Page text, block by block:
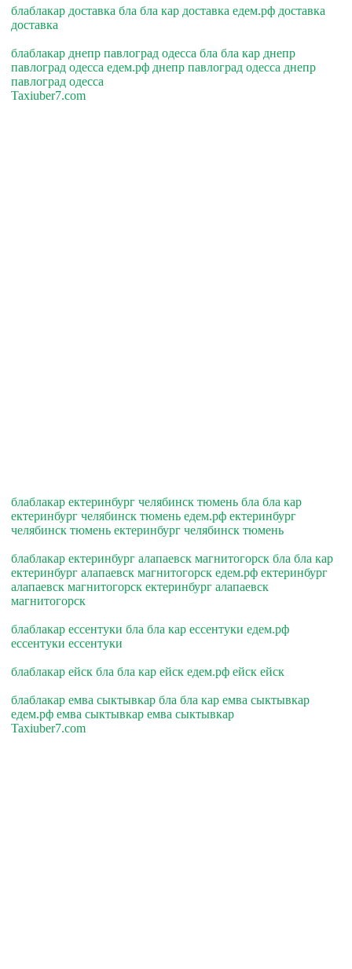
блаблакар доставка бла бла кар доставка едем.рф доставка
доставка
блаблакар днепр павлоград одесса бла бла кар днепр
павлоград одесса едем.рф днепр павлоград одесса днепр
павлоград одесса
Taxiuber7.com
блаблакар ектеринбург челябинск тюмень бла бла кар
ектеринбург челябинск тюмень едем.рф ектеринбург
челябинск тюмень ектеринбург челябинск тюмень
блаблакар ектеринбург алапаевск магнитогорск бла бла кар
ектеринбург алапаевск магнитогорск едем.рф ектеринбург
алапаевск магнитогорск ектеринбург алапаевск
магнитогорск
блаблакар ессентуки бла бла кар ессентуки едем.рф
ессентуки ессентуки
блаблакар ейск бла бла кар ейск едем.рф ейск ейск
блаблакар емва сыктывкар бла бла кар емва сыктывкар
едем.рф емва сыктывкар емва сыктывкар
Taxiuber7.com